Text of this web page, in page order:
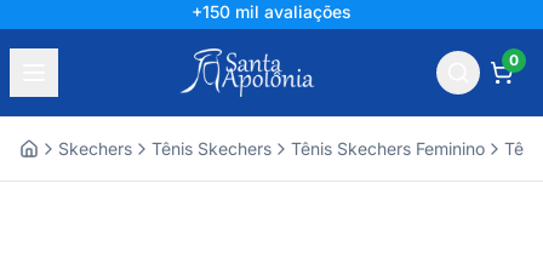
+150 mil avaliações
0
Skechers Tênis Skechers Tênis Skechers Feminino